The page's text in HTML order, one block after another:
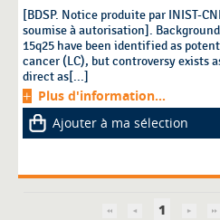
[BDSP. Notice produite par INIST-
soumise à autorisation].
15q25 have been identified as
cancer (LC), but controversy exists
direct as[...]
Plus d'information...
Ajouter à ma sélection
1